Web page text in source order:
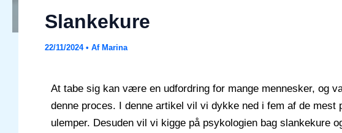
Slankekure
22/11/2024 • Af Marina
At tabe sig kan være en udfordring for mange mennesker, og
denne proces. I denne artikel vil vi dykke ned i fem af de
ulemper. Desuden vil vi kigge på psykologien bag